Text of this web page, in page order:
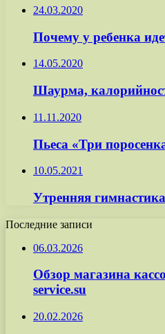
24.03.2020
Почему у ребенка
14.05.2020
Шаурма,
11.11.2020
Пьеса «Три
10.05.2021
Утренняя гимнастика
Последние записи
06.03.2026
Обзор магазина
service.su
20.02.2026